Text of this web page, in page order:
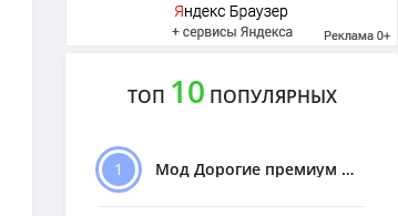
ТОП 10 ПОПУЛЯРНЫХ
1 Мод Дорогие премиум Машины